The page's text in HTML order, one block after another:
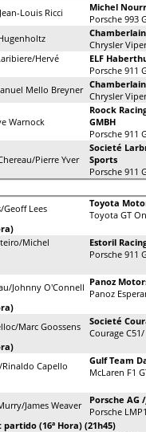
Louis Ricci
Michel
Porsche 993
Chrysler
Hervé
ELF
Porsche 911
Mello Breyner
Chrysler
Warnock
Roock
GMBH
Porsche 911
Pierre Yver
Societé
Sports
Porsche 911
Lees
Toyota
Toyota GT
Michel
Estoril
Porsche 911
Johnny O'Connell Panoz
Panoz
Marc Goossens
Societé
Courage
Capello
Gulf Team
McLaren F1
James Weaver
Porsche AG
Porsche
(16ª Hora) (21h45)